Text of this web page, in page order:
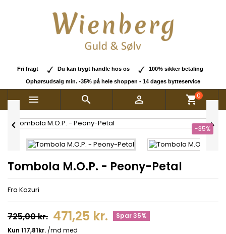
Fri fragt Du kan trygt handle hos os 100% sikker betaling
Ophørsudsalg min. -35% på hele shoppen - 14 dages bytteservice
   shopping_cart0
-35%
 
Tombola M.O.P. - Peony-Petal
Fra Kazuri
725,00 kr. 471,25 kr. Spar 35%